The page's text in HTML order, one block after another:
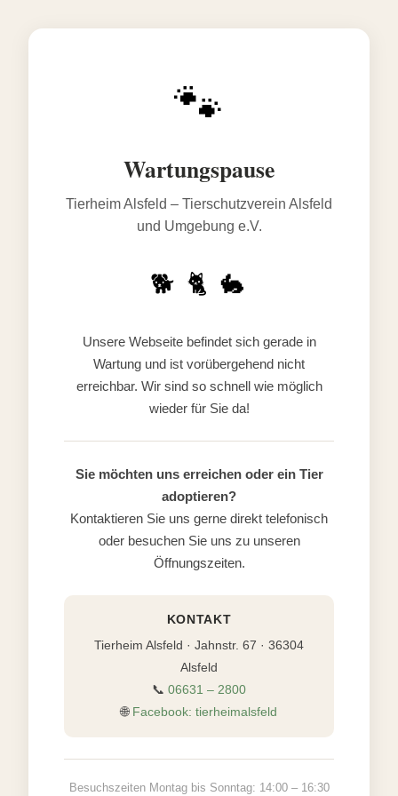
🐾
Wartungspause
Tierheim Alsfeld – Tierschutzverein Alsfeld
und Umgebung e.V.
🐕 🐈 🐇
Unsere Webseite befindet sich gerade in
Wartung und ist vorübergehend nicht
erreichbar. Wir sind so schnell wie möglich
wieder für Sie da!
Sie möchten uns erreichen oder ein Tier
adoptieren?
Kontaktieren Sie uns gerne direkt telefonisch
oder besuchen Sie uns zu unseren
Öffnungszeiten.
KONTAKT
Tierheim Alsfeld · Jahnstr. 67 · 36304
Alsfeld
📞 06631 – 2800
🌐 Facebook: tierheimalsfeld
Besuchszeiten Montag bis Sonntag: 14:00 – 16:30